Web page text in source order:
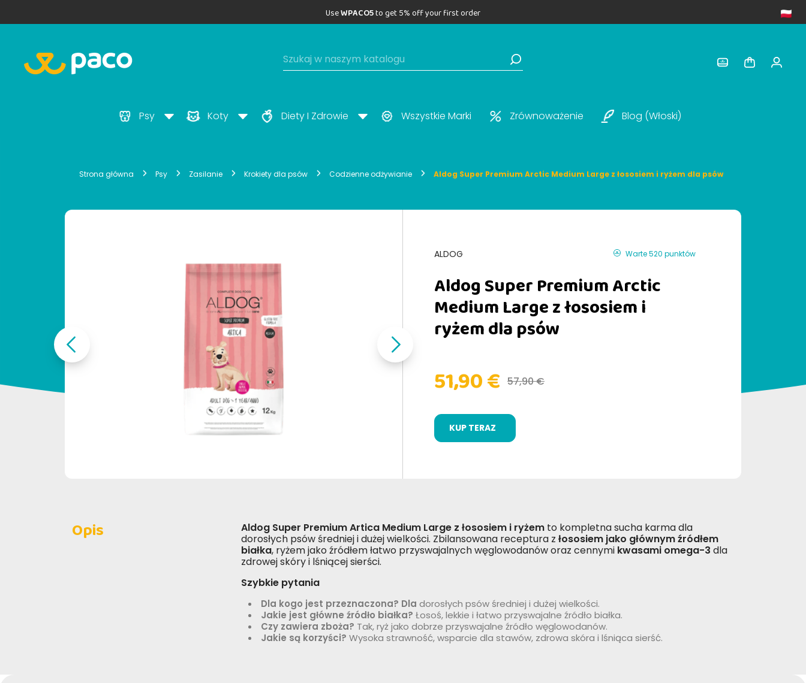
UseWPACO5to get 5% off your first order
Psy Koty Diety I Zdrowie Wszystkie Marki Zrównoważenie Blog (włoski)
Strona główna Psy Zasilanie Krokiety dla psów Codzienne odżywianie Aldog Super Premium Arctic Medium Large z łososiem i ryżem dla psów
ALDOG Warte 520 punktów
Aldog Super Premium Arctic
Medium Large z łososiem i
ryżem dla psów
51,90 € 57,90 €
KUP TERAZ
Opis Aldog Super Premium Artica Medium Large z łososiem i ryżem to kompletna sucha karma dla
dorosłych psów średniej i dużej wielkości. Zbilansowana receptura z łososiem jako głównym źródłem
białka, ryżem jako źródłem łatwo przyswajalnych węglowodanów oraz cennymi kwasami omega-3 dla
zdrowej skóry i lśniącej sierści.
Szybkie pytania
Dla kogo jest przeznaczona? Dla dorosłych psów średniej i dużej wielkości.
Jakie jest główne źródło białka? Łosoś, lekkie i łatwo przyswajalne źródło białka.
Czy zawiera zboża? Tak, ryż jako dobrze przyswajalne źródło węglowodanów.
Jakie są korzyści? Wysoka strawność, wsparcie dla stawów, zdrowa skóra i lśniąca sierść.